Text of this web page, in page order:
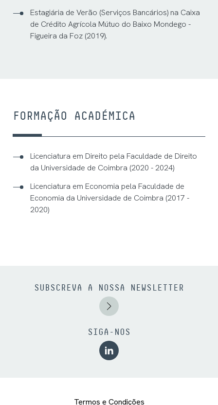
Estagiária de Verão (Serviços Bancários) na Caixa
de Crédito Agrícola Mútuo do Baixo Mondego -
Figueira da Foz (2019).
FORMAÇÃO ACADÉMICA
Licenciatura em Direito pela Faculdade de Direito
da Universidade de Coimbra (2020 - 2024)
Licenciatura em Economia pela Faculdade de
Economia da Universidade de Coimbra (2017 -
2020)
SUBSCREVA A NOSSA NEWSLETTER
SIGA-NOS
Termos e Condições